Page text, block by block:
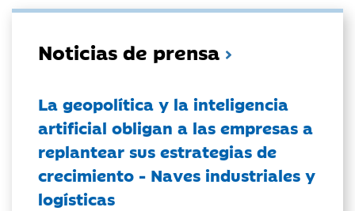
Noticias de prensa
La geopolítica y la inteligencia
artificial obligan a las empresas a
replantear sus estrategias de
crecimiento - Naves industriales y
logísticas